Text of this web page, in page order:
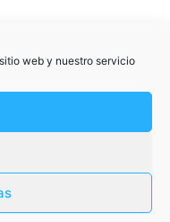
web y nuestro servicio